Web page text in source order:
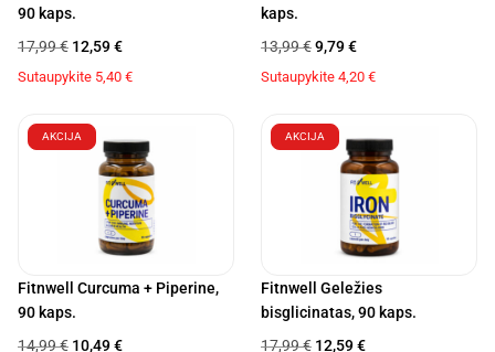
90 kaps.
17,99€ 12,59€
Sutaupykite 5,40 €
kaps.
13,99€9,79€
Sutaupykite 4,20 €
AKCIJA
Fitnwell Curcuma + Piperine,
90 kaps.
14,99€ 10,49€
AKCIJA
Fitnwell Geležies
bisglicinatas, 90 kaps.
17,99€ 12,59€